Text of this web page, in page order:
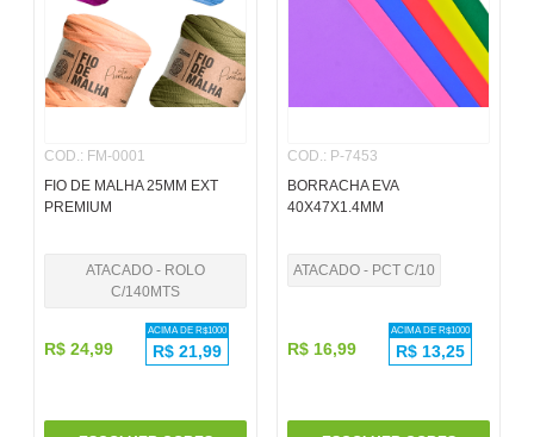
COD.: FM-0001
FIO DE MALHA 25MM EXT
PREMIUM
ATACADO - ROLO
C/140MTS
R$ 24,99
ACIMA DE R$1000
R$ 21,99
COD.: P-7453
BORRACHA EVA
40X47X1.4MM
ATACADO - PCT C/10
R$ 16,99
ACIMA DE R$1000
R$ 13,25
pincel
º papel
º barbante
10º pasta